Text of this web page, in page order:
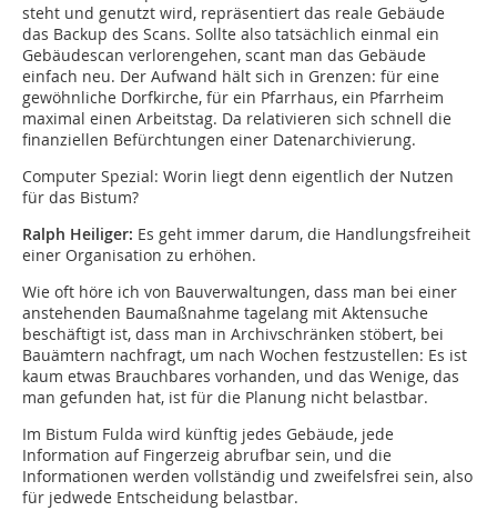
steht und genutzt wird, repräsentiert das reale Gebäude
das Backup des Scans. Sollte also tatsächlich einmal ein
Gebäudescan verlorengehen, scant man das Gebäude
einfach neu. Der Aufwand hält sich in Grenzen: für eine
gewöhnliche Dorfkirche, für ein Pfarrhaus, ein Pfarrheim
maximal einen Arbeitstag. Da relativieren sich schnell die
finanziellen Befürchtungen einer Datenarchivierung.
Computer Spezial: Worin liegt denn eigentlich der Nutzen
für das Bistum?
Ralph Heiliger: Es geht immer darum, die Handlungsfreiheit
einer Organisation zu erhöhen.
Wie oft höre ich von Bauverwaltungen, dass man bei einer
anstehenden Baumaßnahme tagelang mit Aktensuche
beschäftigt ist, dass man in Archivschränken stöbert, bei
Bauämtern nachfragt, um nach Wochen festzustellen: Es ist
kaum etwas Brauchbares vorhanden, und das Wenige, das
man gefunden hat, ist für die Planung nicht belastbar.
Im Bistum Fulda wird künftig jedes Gebäude, jede
Information auf Fingerzeig abrufbar sein, und die
Informationen werden vollständig und zweifelsfrei sein, also
für jedwede Entscheidung belastbar.